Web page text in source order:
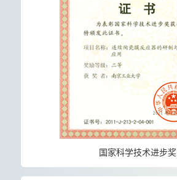
国家科学技术进步奖